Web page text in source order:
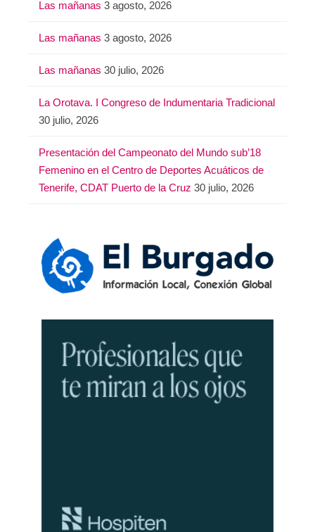
Las mañanas 3 agosto, 2026
Las mañanas 3 agosto, 2026
Las mañanas 30 julio, 2026
La Orotava. I Congreso de Indumentaria Tradicional
30 julio, 2026
Presentación del Campeonato del Mundo sub’18
Femenino en el Centro de Deportes Acuáticos de
Tenerife, CDAT Puerto de la Cruz 30 julio, 2026